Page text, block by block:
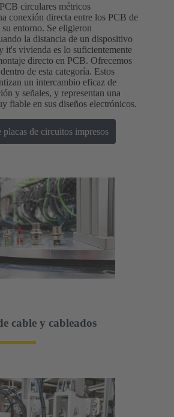
circulares métricos
conexión directa entre los PCB de
entorno. Se eligieron
la distancia de un dispositivo
it's vivienda es lo suficientemente
directo en PCB. Ofrecemos
de esta categoría. Estos
un intercambio eficaz de
y señales, y representan una
fiable en sus diseños electrónicos.
placas de circuitos impresos
cable y cableados